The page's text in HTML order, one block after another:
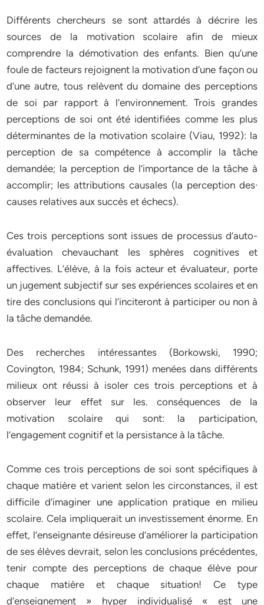
Différents chercheurs se sont attardés à décrire les
sources de la motivation scolaire afin de mieux
comprendre la démotivation des enfants. Bien qu’une
foule de facteurs rejoignent la motivation d’une façon ou
d’une autre, tous relèvent du domaine des perceptions
de soi par rapport à l’environnement. Trois grandes
perceptions de soi ont été identifiées comme les plus
déterminantes de la motivation scolaire (Viau, 1992): la
perception de sa compétence à accomplir la tâche
demandée; la perception de l’importance de la tâche à
accomplir; les attributions causales (la perception des·
causes relatives aux succès et échecs).
Ces trois perceptions sont issues de processus d’auto-
évaluation chevauchant les sphères cognitives et
affectives. L’élève, à la fois acteur et évaluateur, porte
un jugement subjectif sur ses expériences scolaires et en
tire des conclusions qui l’inciteront à participer ou non à
la tâche demandée.
Des recherches intéressantes (Borkowski, 1990;
Covington, 1984; Schunk, 1991) menées dans différents
milieux ont réussi à isoler ces trois perceptions et à
observer leur effet sur les. conséquences de la
motivation scolaire qui sont: la participation,
l’engagement cognitif et la persistance à la tâche.
Comme ces trois perceptions de soi sont spécifiques à
chaque matière et varient selon les circonstances, il est
difficile d’imaginer une application pratique en milieu
scolaire. Cela impliquerait un investissement énorme. En
effet, l’enseignante désireuse d’améliorer la participation
de ses élèves devrait, selon les conclusions précédentes,
tenir compte des perceptions de chaque élève pour
chaque matière et chaque situation! Ce type
d’enseignement » hyper individualisé « est une